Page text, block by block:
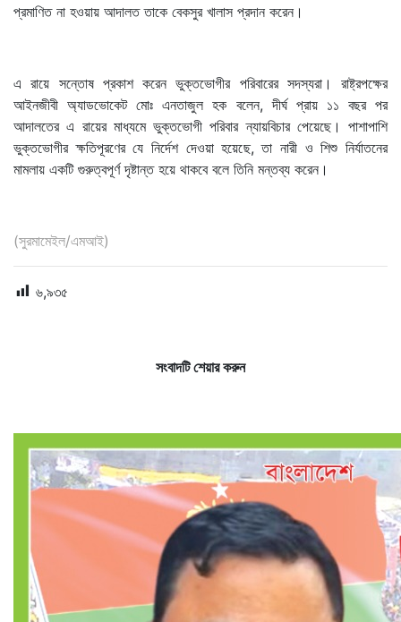
প্রমাণিত না হওয়ায় আদালত তাকে বেকসুর খালাস প্রদান করেন।
এ রায়ে সন্তোষ প্রকাশ করেন ভুক্তভোগীর পরিবারের সদস্যরা। রাষ্ট্রপক্ষের
আইনজীবী অ্যাডভোকেট মোঃ এনতাজুল হক বলেন, দীর্ঘ প্রায় ১১ বছর পর
আদালতের এ রায়ের মাধ্যমে ভুক্তভোগী পরিবার ন্যায়বিচার পেয়েছে। পাশাপাশি
ভুক্তভোগীর ক্ষতিপূরণের যে নির্দেশ দেওয়া হয়েছে, তা নারী ও শিশু নির্যাতনের
মামলায় একটি গুরুত্বপূর্ণ দৃষ্টান্ত হয়ে থাকবে বলে তিনি মন্তব্য করেন।
(সুরমামেইল/এমআই)
৬,৯৩৫
সংবাদটি শেয়ার করুন